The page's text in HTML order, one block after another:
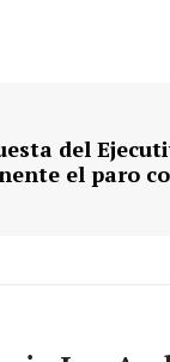
del
el paro